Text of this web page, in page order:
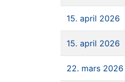
15. april 2026
15. april 2026
22. mars 2026